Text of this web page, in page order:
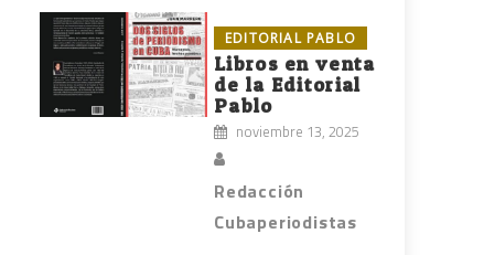
EDITORIAL PABLO
Libros en venta
de la Editorial
Pablo
noviembre 13, 2025
Redacción
Cubaperiodistas